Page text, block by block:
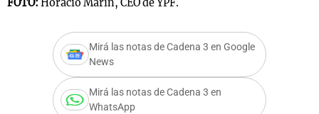
FOTO: Horacio Marín, CEO de YPF.
Mirá las notas de Cadena 3 en Google
News
Mirá las notas de Cadena 3 en
WhatsApp